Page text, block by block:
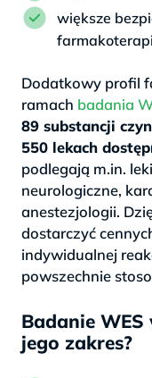
większe
Dodatkowy profil
ramach badania
89 substancji
550 lekach
podlegają m.in.
neurologiczne,
anestezjologii.
dostarczyć
indywidualnej
powszechnie
Badanie
jego zakres?